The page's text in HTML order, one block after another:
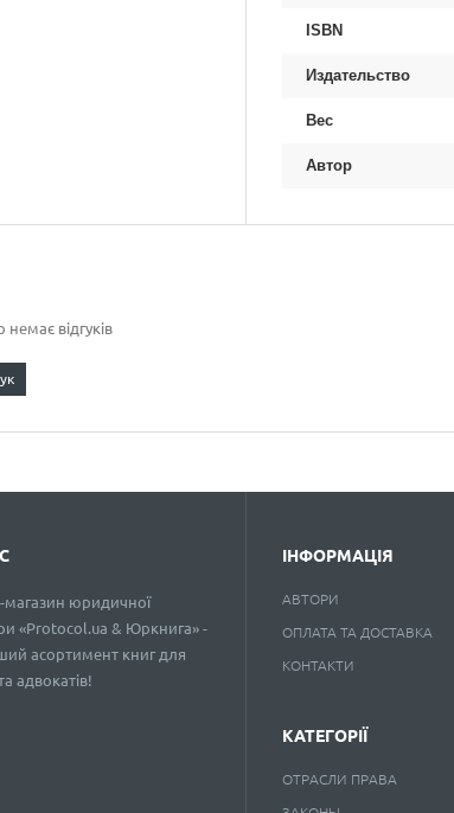
ISBN
Издательство
Вес
Автор
відгуків
магазин юридичної
«Protocol.ua & Юркнига» -
асортимент книг для
адвокатів!
ІНФОРМАЦІЯ
АВТОРИ
ОПЛАТА ТА ДОСТАВКА
КОНТАКТИ
КАТЕГОРІЇ
ОТРАСЛИ ПРАВА